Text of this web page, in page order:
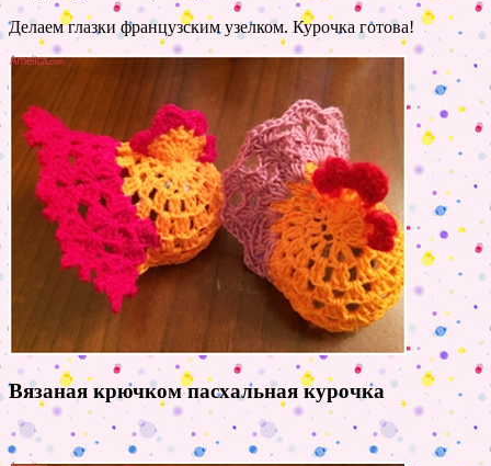
Делаем глазки французским узелком. Курочка готова!
Вязаная крючком пасхальная курочка